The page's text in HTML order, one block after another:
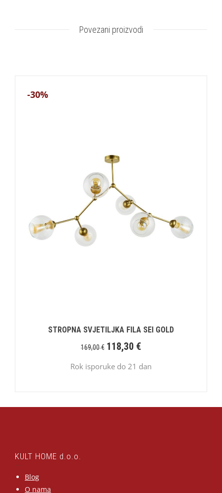
Povezani proizvodi
-30%
STROPNA SVJETILJKA FILA SEI GOLD
169,00€ 118,30 €
Rok isporuke do 21 dan
KULT HOME d.o.o.
Blog
O nama